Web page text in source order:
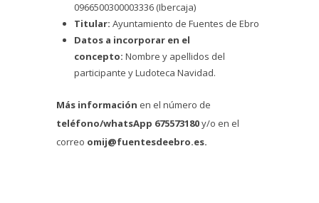
0966500300003336 (Ibercaja)
Titular: Ayuntamiento de Fuentes de Ebro
Datos a incorporar en el
concepto: Nombre y apellidos del
participante y Ludoteca Navidad.
Más información en el número de
teléfono/whatsApp 675573180y/o en el
correo omij@fuentesdeebro.es.